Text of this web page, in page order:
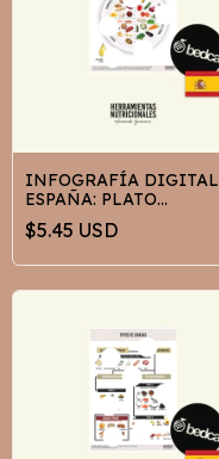
INFOGRAFÍA DIGITAL
ESPAÑA: PLATO
HARVARD
$5.45 USD